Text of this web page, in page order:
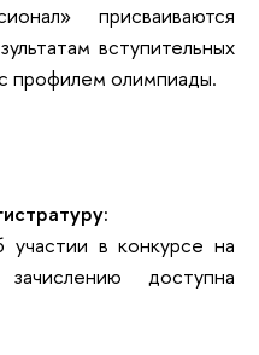
присваиваются
вступительных
профилем олимпиады.
в конкурсе на
доступна